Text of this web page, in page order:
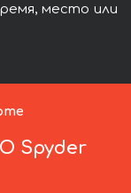
место или
Spyder